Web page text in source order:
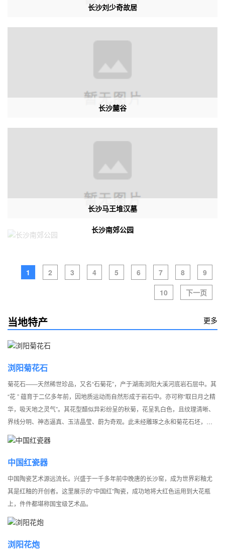
长沙刘少奇故居
长沙麓谷
长沙马王堆汉墓
长沙南郊公园
1 2 3 4 5 6 7 8
9
10
下一页
当地特产 更多
浏阳菊花石
菊花石――天然稀世珍品，又名“石菊花”，产于湖南浏阳大溪河底岩石层中。其
“花 ” 蕴育于二亿多年前，因地质运动而自然形成于岩石中。亦可称“取日月之精
华，吸天地之灵气”。其花型醋似异彩纷呈的秋菊，花呈乳白色，且纹理清晰、
界线分明、神态逼真、玉洁晶莹、蔚为奇观。此未经雕琢之永和菊花石坯，再
经千百年来世代遗传的石雕艺人巧夺天工、随形遐想、着意于心。一幅幅栩栩
如生、形态各异的艺术珍品，或束之高阁，或散佚民间……
中国红瓷器
中国陶瓷艺术源远流长。兴盛于一千多年前中晚唐的长沙窑，成为世界彩釉尤
其是红釉的开创者。这里展示的“中国红”陶瓷，成功地将大红色运用到大花瓶
上，件件都堪称国宝级艺术品。
浏阳花炮